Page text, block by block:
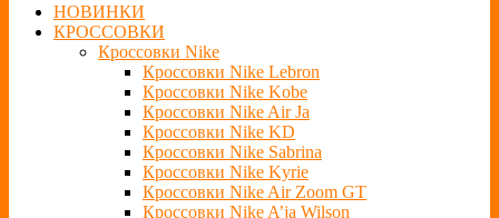
НОВИНКИ
КРОССОВКИ
Кроссовки Nike
Кроссовки Nike Lebron
Кроссовки Nike Kobe
Кроссовки Nike Air Ja
Кроссовки Nike KD
Кроссовки Nike Sabrina
Кроссовки Nike Kyrie
Кроссовки Nike Air Zoom GT
Кроссовки Nike A’ja Wilson